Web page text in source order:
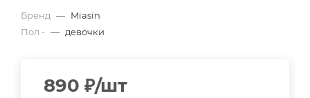
Бренд — Miasin
Пол - — девочки
890 ₽/шт